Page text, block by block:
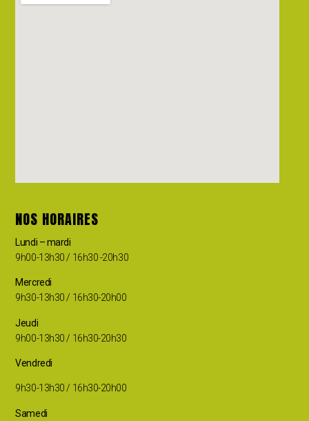
NOS HORAIRES
Lundi – mardi
9h00-13h30 / 16h30 -20h30
Mercredi
9h30-13h30 / 16h30-20h00
Jeudi
9h00-13h30 / 16h30-20h30
Vendredi
9h30-13h30 / 16h30-20h00
Samedi